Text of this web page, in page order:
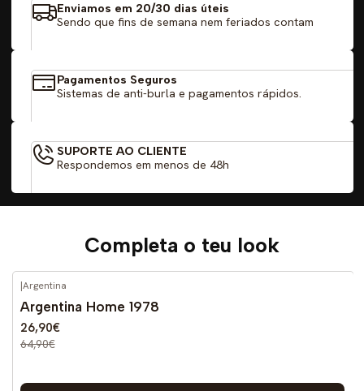
Enviamos em 20/30 dias úteis
Sendo que fins de semana nem feriados contam
Pagamentos Seguros
Sistemas de anti-burla e pagamentos rápidos.
SUPORTE AO CLIENTE
Respondemos em menos de 48h
Completa o teu look
DESCONTO
|Argentina
Argentina Home 1978
26,90€
64,90€